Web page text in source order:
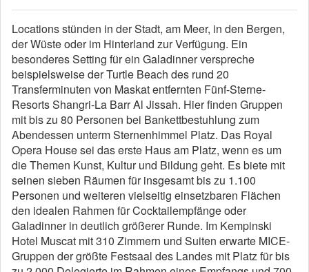
Locations stünden in der Stadt, am Meer, in den Bergen,
der Wüste oder im Hinterland zur Verfügung. Ein
besonderes Setting für ein Galadinner verspreche
beispielsweise der Turtle Beach des rund 20
Transferminuten von Maskat entfernten Fünf-Sterne-
Resorts Shangri-La Barr Al Jissah. Hier finden Gruppen
mit bis zu 80 Personen bei Bankettbestuhlung zum
Abendessen unterm Sternenhimmel Platz. Das Royal
Opera House sei das erste Haus am Platz, wenn es um
die Themen Kunst, Kultur und Bildung geht. Es biete mit
seinen sieben Räumen für insgesamt bis zu 1.100
Personen und weiteren vielseitig einsetzbaren Flächen
den idealen Rahmen für Cocktailempfänge oder
Galadinner in deutlich größerer Runde. Im Kempinski
Hotel Muscat mit 310 Zimmern und Suiten erwarte MICE-
Gruppen der größte Festsaal des Landes mit Platz für bis